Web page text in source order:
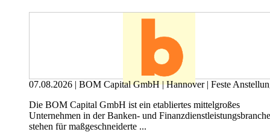
07.08.2026 | BOM Capital GmbH| Hannover | Feste
Die BOM Capital GmbH ist ein etabliertes mittelgroßes
Unternehmen in der Banken- und
stehen für maßgeschneiderte ...